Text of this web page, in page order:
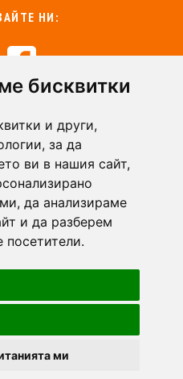
бисквитки
и други,
за да
ви в нашия сайт,
да анализираме
и да разберем
посетители.
ми
НИ:
запазени.